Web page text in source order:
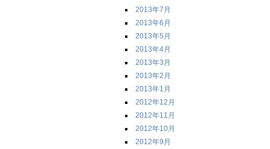
2013年7月
2013年6月
2013年5月
2013年4月
2013年3月
2013年2月
2013年1月
2012年12月
2012年11月
2012年10月
2012年9月